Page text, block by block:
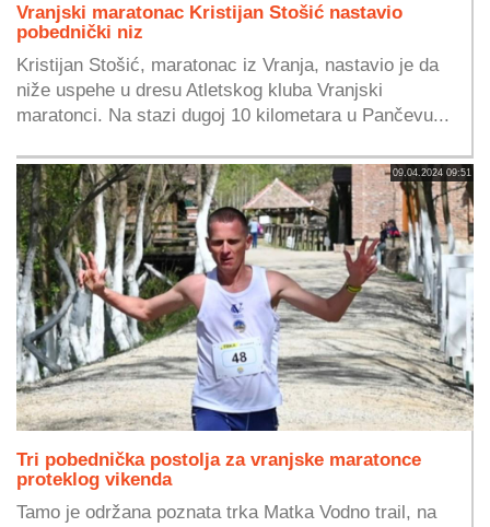
Vranjski maratonac Kristijan Stošić nastavio
pobednički niz
Kristijan Stošić, maratonac iz Vranja, nastavio je da
niže uspehe u dresu Atletskog kluba Vranjski
maratonci. Na stazi dugoj 10 kilometara u Pančevu...
09.04.2024 09:51
Tri pobednička postolja za vranjske maratonce
proteklog vikenda
Tamo je održana poznata trka Matka Vodno trail, na